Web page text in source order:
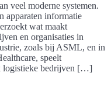
veel moderne systemen.
apparaten informatie
wat maakt
en organisaties in
zoals bij ASML, en in
speelt
logistieke bedrijven […]